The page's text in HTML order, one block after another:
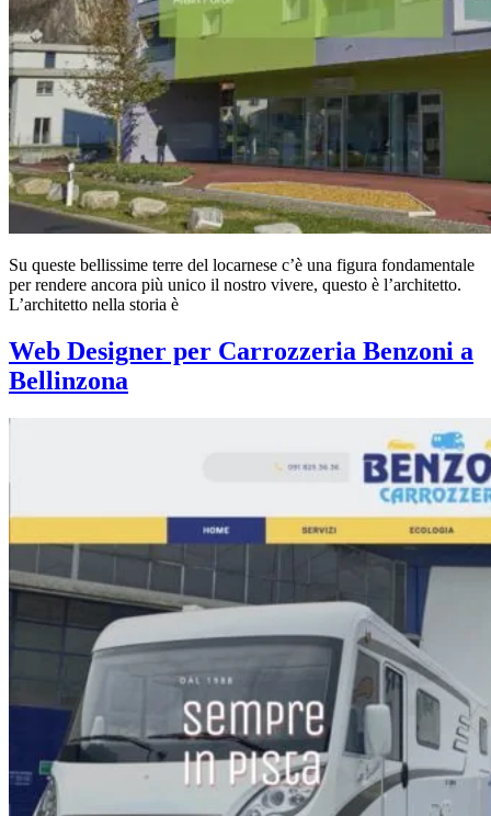
Su queste bellissime terre del locarnese c’è una figura fondamentale
per rendere ancora più unico il nostro vivere, questo è l’architetto.
L’architetto nella storia è
Web Designer per Carrozzeria Benzoni a
Bellinzona